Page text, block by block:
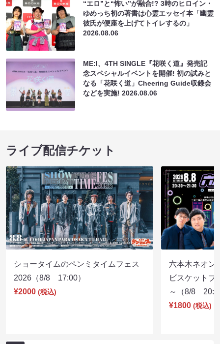
“エロ”と“怖い”が融合!? 3時のヒロイン・
ゆめっち初の著書は心霊エッセイ本「幽霊
彼氏が便座を上げてトイレするの」
2026.08.06
ME:I、4TH SINGLE『花咲く道』発売記
念スペシャルイベントを開催! 初の試みと
なる「花咲く道」Cheering Guide収録会
などを実施!2026.08.06
ライブ配信チケット
ショータイムのペンミタイムフェス
2026（8/8 17:00）
¥2000 (税込)
六本木ネオン
ビスケットブ
～（8/8
¥1800 (税込)